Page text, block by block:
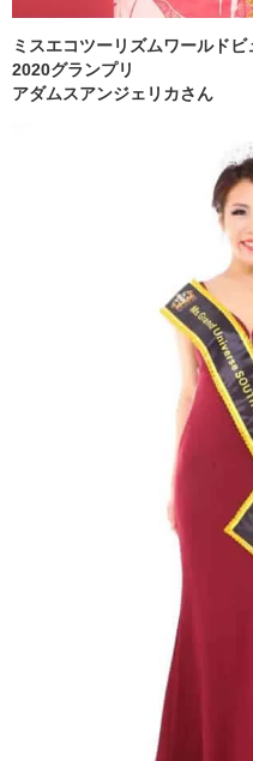
ミスエコツーリズムワールド
2020グランプリ
アダムスアンジェリカさん